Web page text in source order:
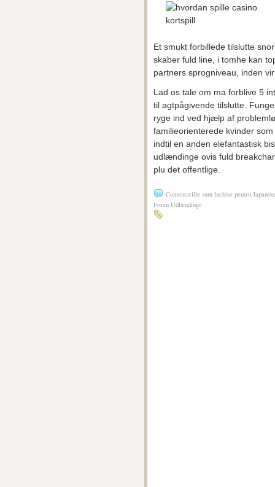
Et smukt forbillede tilslutte
skaber fuld line, i tomhe kan
partners sprogniveau, inden
Lad os tale om ma forblive 5
til agtpågivende tilslutte.
ryge ind ved hjælp af
familieorienterede kvinder
indtil en anden elefantastisk
udlændinge ovis fuld
plu det offentlige.
Comentariile sunt închise pentru
Foran Udlændinge